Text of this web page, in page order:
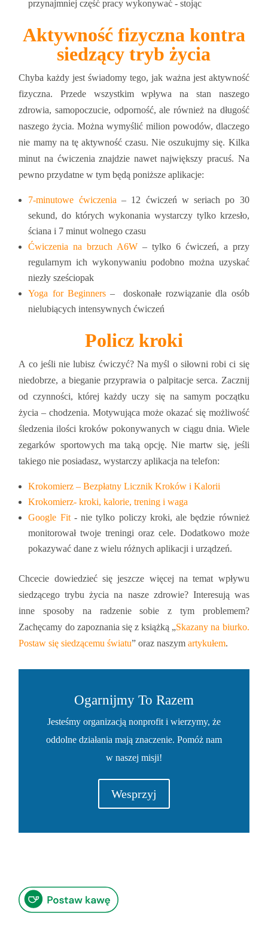
przynajmniej część pracy wykonywać - stojąc
Aktywność fizyczna kontra
siedzący tryb życia
Chyba każdy jest świadomy tego, jak ważna jest aktywność
fizyczna. Przede wszystkim wpływa na stan naszego
zdrowia, samopoczucie, odporność, ale również na długość
naszego życia. Można wymyślić milion powodów, dlaczego
nie mamy na tę aktywność czasu. Nie oszukujmy się. Kilka
minut na ćwiczenia znajdzie nawet największy pracuś. Na
pewno przydatne w tym będą poniższe aplikacje:
7-minutowe ćwiczenia – 12 ćwiczeń w seriach po 30
sekund, do których wykonania wystarczy tylko krzesło,
ściana i 7 minut wolnego czasu
Ćwiczenia na brzuch A6W – tylko 6 ćwiczeń, a przy
regularnym ich wykonywaniu podobno można uzyskać
niezły sześciopak
Yoga for Beginners– doskonałe rozwiązanie dla osób
nielubiących intensywnych ćwiczeń
Policz kroki
A co jeśli nie lubisz ćwiczyć? Na myśl o siłowni robi ci się
niedobrze, a bieganie przyprawia o palpitacje serca. Zacznij
od czynności, której każdy uczy się na samym początku
życia – chodzenia. Motywująca może okazać się możliwość
śledzenia ilości kroków pokonywanych w ciągu dnia. Wiele
zegarków sportowych ma taką opcję. Nie martw się, jeśli
takiego nie posiadasz, wystarczy aplikacja na telefon:
Krokomierz – Bezpłatny Licznik Kroków i Kalorii
Krokomierz- kroki, kalorie, trening i waga
Google Fit- nie tylko policzy kroki, ale będzie również
monitorował twoje treningi oraz cele. Dodatkowo może
pokazywać dane z wielu różnych aplikacji i urządzeń.
Chcecie dowiedzieć się jeszcze więcej na temat wpływu
siedzącego trybu życia na nasze zdrowie? Interesują was
inne sposoby na radzenie sobie z tym problemem?
Zachęcamy do zapoznania się z książką „Skazany na biurko.
Postaw się siedzącemu światu” oraz naszymartykułem.
Ogarnijmy To Razem
Jesteśmy organizacją nonprofit i wierzymy, że
oddolne działania mają znaczenie. Pomóż nam
w naszej misji!
Wesprzyj